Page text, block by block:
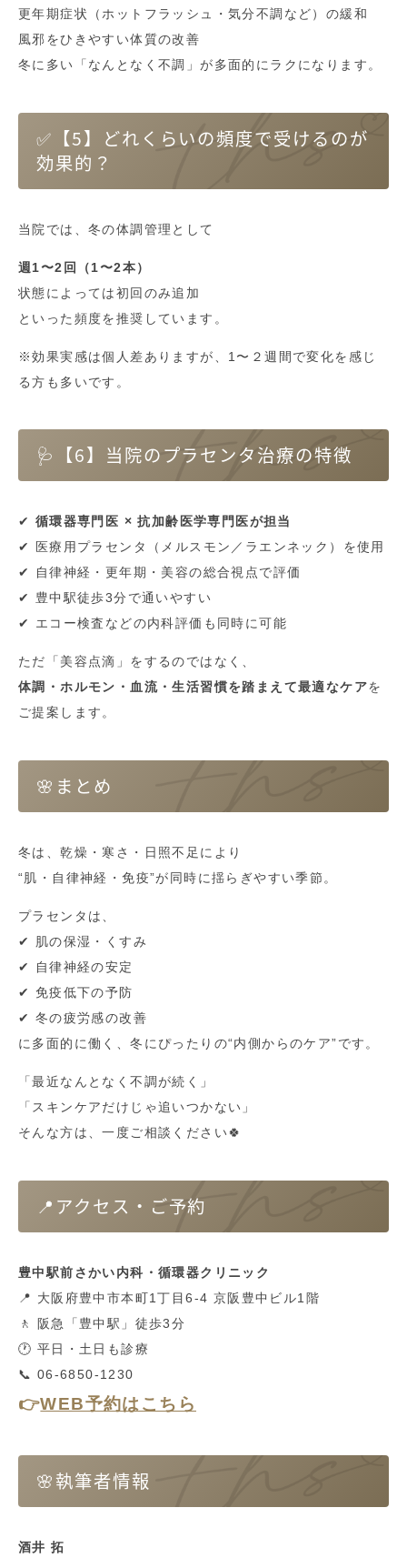
更年期症状（ホットフラッシュ・気分不調など）の緩和
風邪をひきやすい体質の改善
冬に多い「なんとなく不調」が多面的にラクになります。
✅【5】どれくらいの頻度で受けるのが
効果的？
当院では、冬の体調管理として
週1〜2回（1〜2本）
状態によっては初回のみ追加
といった頻度を推奨しています。
※効果実感は個人差ありますが、1〜２週間で変化を感じ
る方も多いです。
🩺【6】当院のプラセンタ治療の特徴
✔ 循環器専門医 × 抗加齢医学専門医が担当
✔ 医療用プラセンタ（メルスモン／ラエンネック）を使用
✔ 自律神経・更年期・美容の総合視点で評価
✔ 豊中駅徒歩3分で通いやすい
✔ エコー検査などの内科評価も同時に可能
ただ「美容点滴」をするのではなく、
体調・ホルモン・血流・生活習慣を踏まえて最適なケアを
ご提案します。
🌸まとめ
冬は、乾燥・寒さ・日照不足により
“肌・自律神経・免疫”が同時に揺らぎやすい季節。
プラセンタは、
✔ 肌の保湿・くすみ
✔ 自律神経の安定
✔ 免疫低下の予防
✔ 冬の疲労感の改善
に多面的に働く、冬にぴったりの“内側からのケア”です。
「最近なんとなく不調が続く」
「スキンケアだけじゃ追いつかない」
そんな方は、一度ご相談ください🍀
📍アクセス・ご予約
豊中駅前さかい内科・循環器クリニック
📍 大阪府豊中市本町1丁目6-4 京阪豊中ビル1階
🚶 阪急「豊中駅」徒歩3分
🕐 平日・土日も診療
📞 06-6850-1230
👉WEB予約はこちら
🌸執筆者情報
酒井 拓